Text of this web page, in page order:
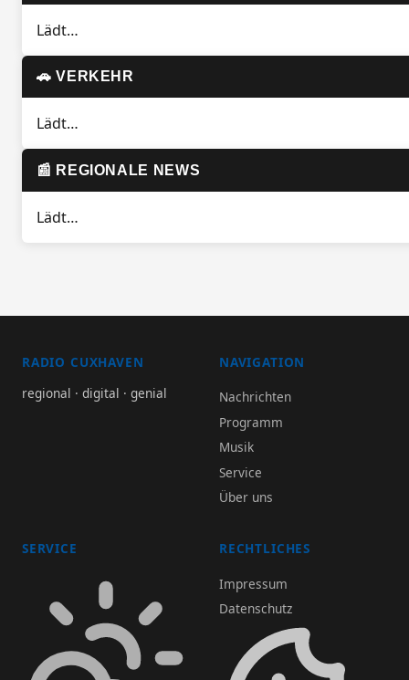
Lädt…
🚗 VERKEHR
Lädt…
📰 REGIONALE NEWS
Lädt…
RADIO CUXHAVEN
regional · digital · genial
NAVIGATION
Nachrichten
Programm
Musik
Service
Über uns
SERVICE RECHTLICHES
Impressum
Datenschutz